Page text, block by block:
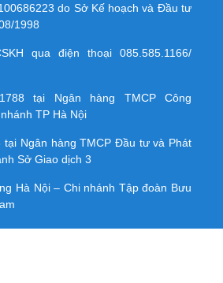
do Sở Kế hoạch và Đầu tư
1998
qua điện thoại 085.585.1166/
tại Ngân hàng TMCP Công
TP Hà Nội
tại Ngân hàng TMCP Ðầu tư và Phát
Sở Giao dịch 3
Hà Nội – Chi nhánh Tập đoàn Bưu